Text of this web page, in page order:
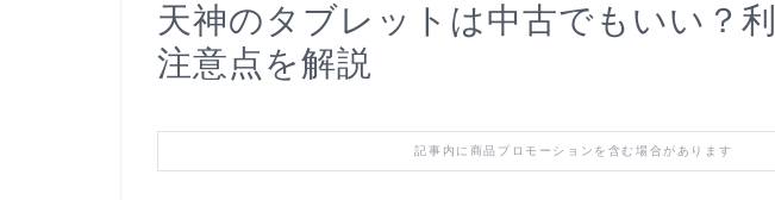
天神のタブレットは中古でもいい？
注意点を解説
記事内に商品プロモーションを含む場合があります